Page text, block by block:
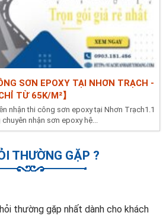
SƠN EPOXY TẠI NHƠN TRẠCH -
CHỈ TỪ 65K/M²】
nhận thi công sơn epoxy tại Nhơn Trạch1.1
nhận sơn epoxy hệ...
THƯỜNG GẶP ?
thường gặp nhất dành cho khách